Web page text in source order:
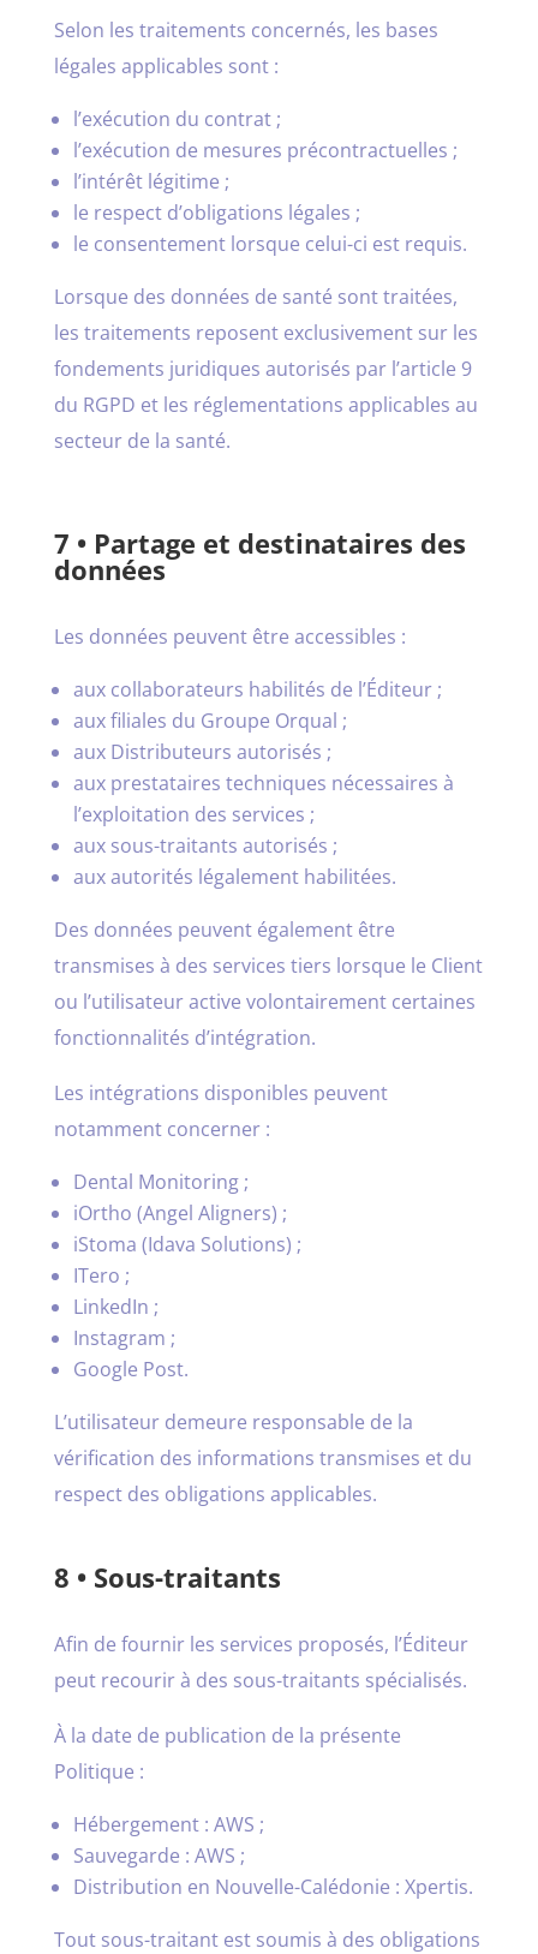
Selon les traitements concernés, les bases
légales applicables sont :
l’exécution du contrat ;
l’exécution de mesures précontractuelles ;
l’intérêt légitime ;
le respect d’obligations légales ;
le consentement lorsque celui-ci est requis.
Lorsque des données de santé sont traitées,
les traitements reposent exclusivement sur les
fondements juridiques autorisés par l’article 9
du RGPD et les réglementations applicables au
secteur de la santé.
7 • Partage et destinataires des
données
Les données peuvent être accessibles :
aux collaborateurs habilités de l’Éditeur ;
aux filiales du Groupe Orqual ;
aux Distributeurs autorisés ;
aux prestataires techniques nécessaires à
l’exploitation des services ;
aux sous-traitants autorisés ;
aux autorités légalement habilitées.
Des données peuvent également être
transmises à des services tiers lorsque le Client
ou l’utilisateur active volontairement certaines
fonctionnalités d’intégration.
Les intégrations disponibles peuvent
notamment concerner :
Dental Monitoring ;
iOrtho (Angel Aligners) ;
iStoma (Idava Solutions) ;
ITero ;
LinkedIn ;
Instagram ;
Google Post.
L’utilisateur demeure responsable de la
vérification des informations transmises et du
respect des obligations applicables.
8 • Sous-traitants
Afin de fournir les services proposés, l’Éditeur
peut recourir à des sous-traitants spécialisés.
À la date de publication de la présente
Politique :
Hébergement : AWS ;
Sauvegarde : AWS ;
Distribution en Nouvelle-Calédonie : Xpertis.
Tout sous-traitant est soumis à des obligations